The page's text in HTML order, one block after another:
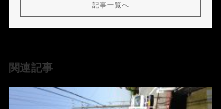
記事一覧へ
関連記事